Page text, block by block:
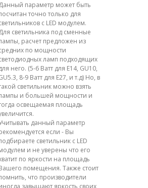
параметр может быть
точно только для
с LED модулем.
светильника под сменные
расчет предложен из
по мощности
ламп подходящих
него. (5-6 Ватт для E14, GU10,
8-9 Ватт для E27, и т.д) Но, в
светильник можно взять
и большей мощности и
освещаемая площадь
данный параметр
если - Вы
светильник с LED
и не уверены что его
по яркости на площадь
помещения. Также стоит
что производители
завышают яркость своих